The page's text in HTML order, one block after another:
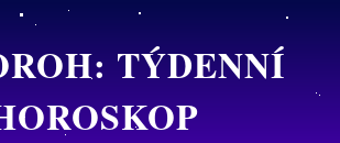
TÝDENNÍ